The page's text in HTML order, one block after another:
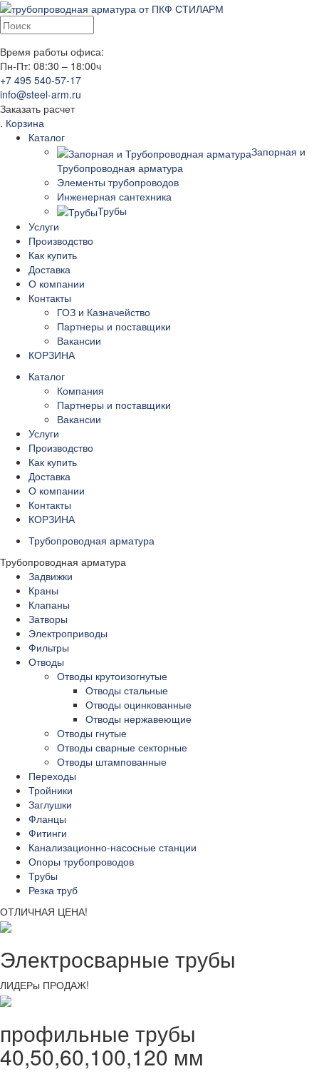
Время работы офиса:
Пн-Пт: 08:30 – 18:00ч
+7 495 540-57-17
info@steel-arm.ru
Заказать расчет
. Корзина
Каталог
Запорная и
Трубопроводная арматура
Элементы трубопроводов
Инженерная сантехника
Трубы
Услуги
Производство
Как купить
Доставка
О компании
Контакты
ГОЗ и Казначейство
Партнеры и поставщики
Вакансии
КОРЗИНА
Каталог
Компания
Партнеры и поставщики
Вакансии
Услуги
Производство
Как купить
Доставка
О компании
Контакты
КОРЗИНА
Трубопроводная арматура
Трубопроводная арматура
Задвижки
Краны
Клапаны
Затворы
Электроприводы
Фильтры
Отводы
Отводы крутоизогнутые
Отводы стальные
Отводы оцинкованные
Отводы нержавеющие
Отводы гнутые
Отводы сварные секторные
Отводы штампованные
Переходы
Тройники
Заглушки
Фланцы
Фитинги
Канализационно-насосные станции
Опоры трубопроводов
Трубы
Резка труб
ОТЛИЧНАЯ ЦЕНА!
Электросварные трубы
ЛИДЕРы ПРОДАЖ!
профильные трубы
40,50,60,100,120 мм